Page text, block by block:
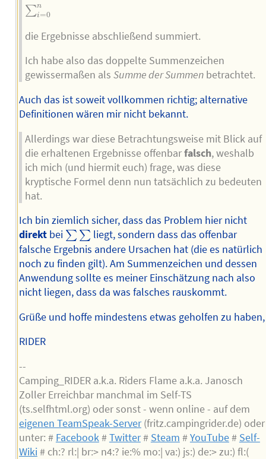
∑n
i=0
∑i=0
die Ergebnisse abschließend summiert.
Ich habe also das doppelte Summenzeichen
gewissermaßen als Summe der Summenbetrachtet.
Auch das ist soweit vollkommen richtig; alternative
Definitionen wären mir nicht bekannt.
Allerdings war diese Betrachtungsweise mit Blick auf
die erhaltenen Ergebnisse offenbarfalsch, weshalb
ich mich (und hiermit euch) frage, was diese
kryptische Formel denn nun tatsächlich zu bedeuten
hat.
Ich bin ziemlich sicher, dass das Problem hier nicht
direktbei ∑ ∑
∑∑
liegt, sondern dass das offenbar
falsche Ergebnis andere Ursachen hat (die es natürlich
noch zu finden gilt). Am Summenzeichen und dessen
Anwendung sollte es meiner Einschätzung nach also
nicht liegen, dass da was falsches rauskommt.
Grüße und hoffe mindestens etwas geholfen zu haben,
RIDER
--
Camping_RIDER a.k.a. Riders Flame a.k.a. Janosch
Zoller Erreichbar manchmal im Self-TS
(ts.selfhtml.org) oder sonst - wenn online - auf dem
eigenen TeamSpeak-Server(fritz.campingrider.de) oder
unter: # Facebook#Twitter# Steam #YouTube# Self-
Wiki# ch:? rl:| br:> n4:? ie:% mo:| va:) js:) de:> zu:) fl:(